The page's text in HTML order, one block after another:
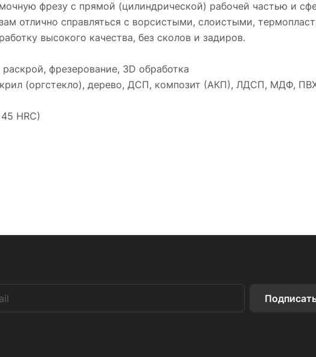
фрезу с прямой (цилиндрической) рабочей частью и
отлично справляться с ворсистыми, слоистыми,
высокого качества, без сколов и задиров.
фрезерование, 3D обработка
(оргстекло), дерево, ДСП, композит (АКП), ЛДСП, МДФ, ПВХ,
HRC)